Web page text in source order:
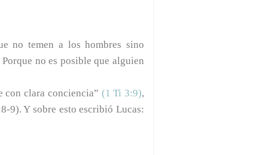
no temen a los hombres sino
Porque no es posible que alguien
con clara conciencia” (1 Ti 3:9),
9). Y sobre esto escribió Lucas: